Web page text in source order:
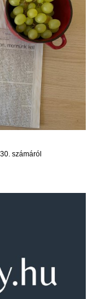
számáról